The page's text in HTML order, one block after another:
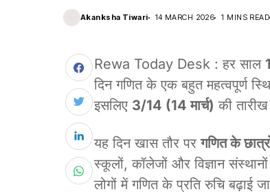
Akanksha Tiwari 14 MARCH 2026 1 MINS READ
Rewa Today Desk : हर साल
दिन गणित के एक बहुत महत्वपूर्ण
इसलिए 3/14 (14 मार्च) की
यह दिन खास तौर परगणित के
स्कूलों, कॉलेजों और विज्ञान
लोगों में गणित के प्रति रुचि बढ़ाई